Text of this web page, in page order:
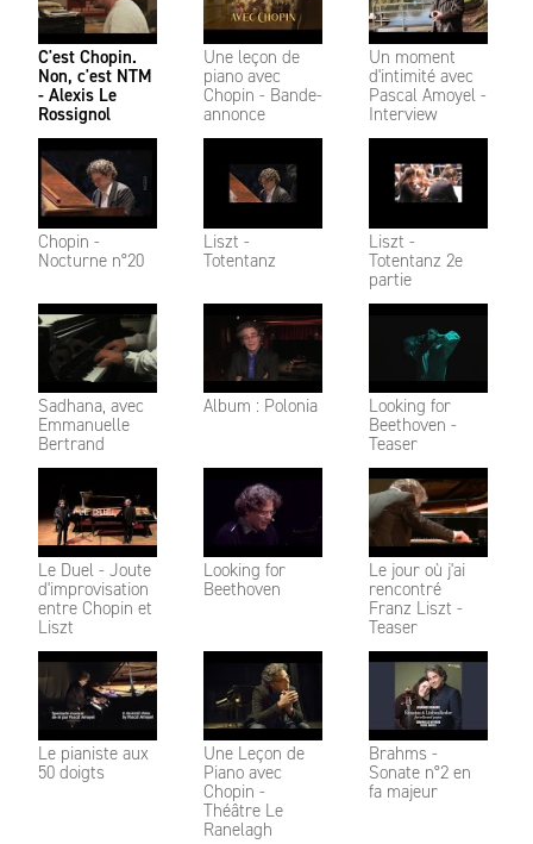
C'est Chopin.
Non, c'est NTM
- Alexis Le
Rossignol
Une leçon de
piano avec
Chopin - Bande-
annonce
Un moment
d'intimité avec
Pascal Amoyel -
Interview
Chopin -
Nocturne n°20
Liszt -
Totentanz
Liszt -
Totentanz 2e
partie
Sadhana, avec
Emmanuelle
Bertrand
Album : Polonia
Looking for
Beethoven -
Teaser
Le Duel - Joute
d'improvisation
entre Chopin et
Liszt
Looking for
Beethoven
Le jour où j'ai
rencontré
Franz Liszt -
Teaser
Le pianiste aux
50 doigts
Une Leçon de
Piano avec
Chopin -
Théâtre Le
Ranelagh
Brahms -
Sonate n°2 en
fa majeur